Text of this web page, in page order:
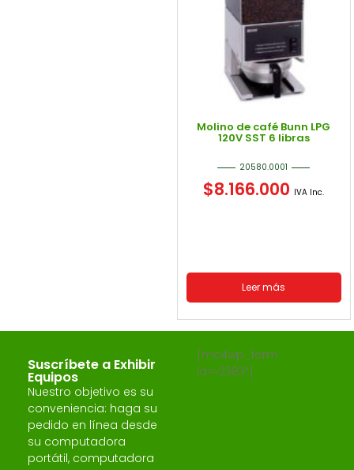
Molino de café Bunn LPG
120V SST 6 libras
20580.0001
$8.166.000 IVA Inc.
Leer más
Suscríbete a Exhibir
Equipos
Nuestro objetivo es su
conveniencia: haga su
pedido en línea desde
su computadora
portátil, computadora
[mc4wp_form
id=»2383″]